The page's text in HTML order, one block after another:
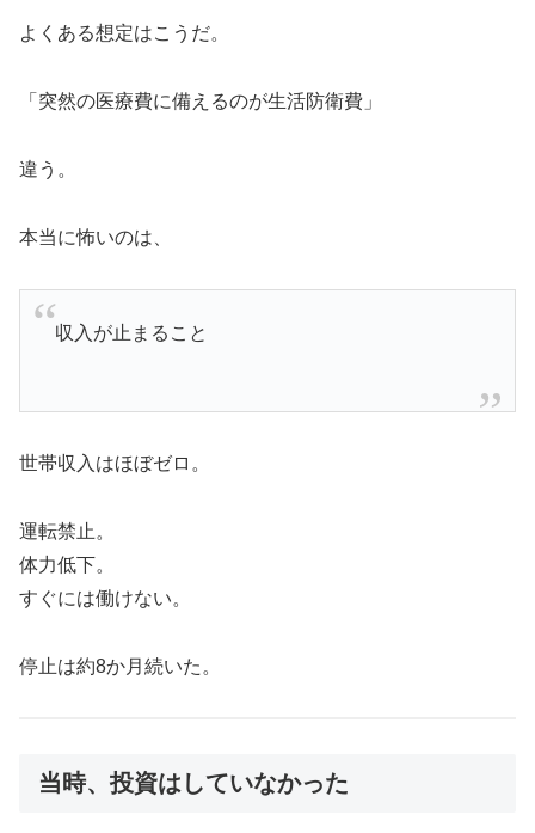
よくある想定はこうだ。
「突然の医療費に備えるのが生活防衛費」
違う。
本当に怖いのは、
収入が止まること
世帯収入はほぼゼロ。
運転禁止。
体力低下。
すぐには働けない。
停止は約8か月続いた。
当時、投資はしていなかった